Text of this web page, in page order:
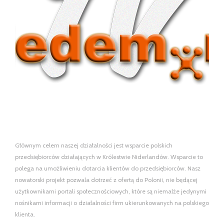
Głównym celem naszej działalności jest wsparcie polskich
przedsiębiorców działających w Królestwie Niderlandów. Wsparcie to
polega na umożliwieniu dotarcia klientów do przedsiębiorców. Nasz
nowatorski projekt pozwala dotrzeć z ofertą do Polonii, nie będącej
użytkownikami portali społecznościowych, które są niemalże jedynymi
nośnikami informacji o działalności firm ukierunkowanych na polskiego
klienta.